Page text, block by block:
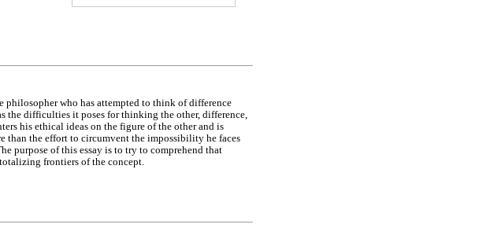
philosopher who has attempted to think of difference
the difficulties it poses for thinking the other, difference,
his ethical ideas on the figure of the other and is
than the effort to circumvent the impossibility he faces
purpose of this essay is to try to comprehend that
frontiers of the concept.